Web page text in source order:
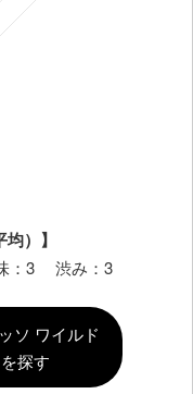
）】
：3 渋み：3
ソ ワイルド
探す